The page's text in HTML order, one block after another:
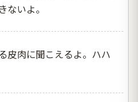
ないよ。
皮肉に聞こえるよ。ハハ